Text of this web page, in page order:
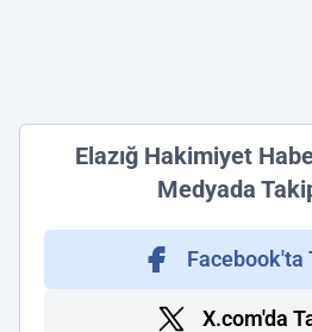
Elazığ Hakimiyet
Medyada
Facebook'ta
X.com'da